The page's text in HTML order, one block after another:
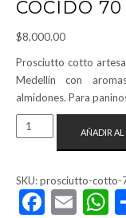
COCIDO 70
$8,000.00
Prosciutto cotto
Medellín con
almidones. Para
PROSCIUTTO
COTTO
—
JAMÓN
COCIDO
AÑADIR
SKU:prosciutto-cotto-